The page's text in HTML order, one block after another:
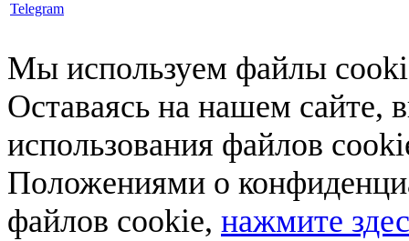
Telegram
Мы используем файлы
Оставаясь на нашем сайте,
использования файлов
Положениями о
файлов cookie, нажмите